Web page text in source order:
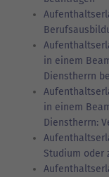
in einem
Dienstherrn
in einem
Dienstherrn:
Studium oder